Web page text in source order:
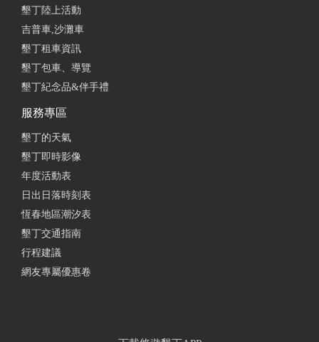
墾丁陸上活動
吉普車,沙灘車
墾丁租車資訊
墾丁包車、導覽
墾丁紀念品&伴手禮
服務專區
墾丁的天氣
墾丁即時影像
年度活動表
日出日落時刻表
恆春地區潮汐表
墾丁交通指南
行程建議
網友專屬優惠卷